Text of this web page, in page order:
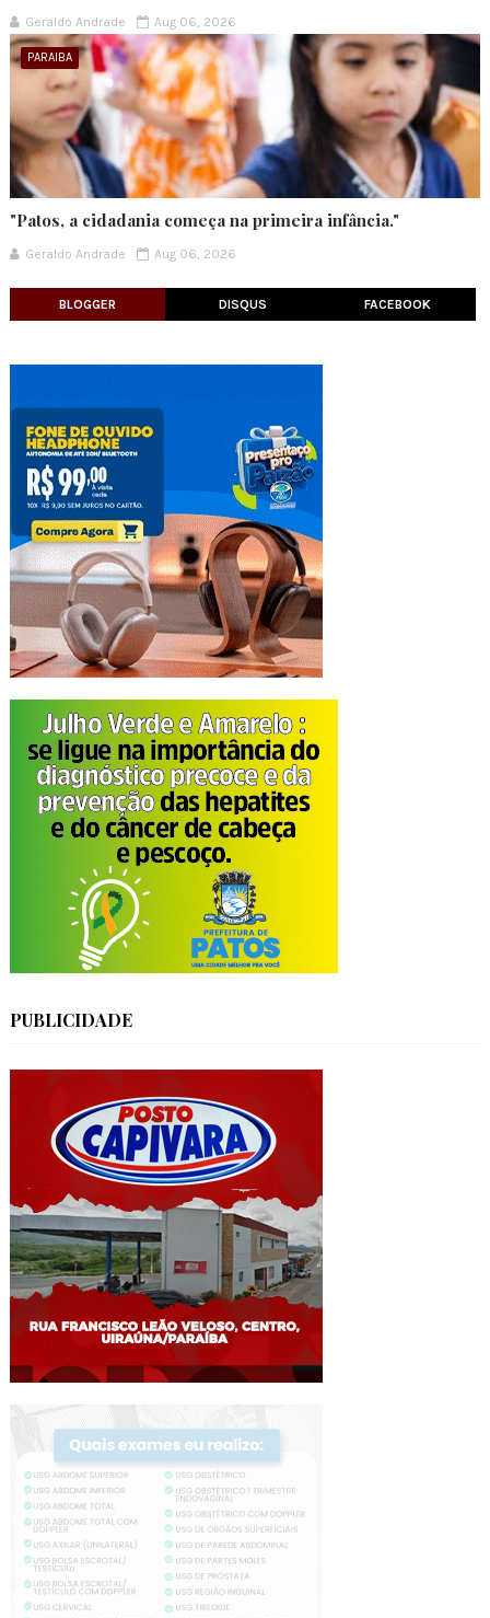
Geraldo Andrade Aug 06, 2026
PARAIBA
"Patos, a cidadania começa na primeira infância."
Geraldo Andrade Aug 06, 2026
BLOGGER DISQUS FACEBOOK
PUBLICIDADE